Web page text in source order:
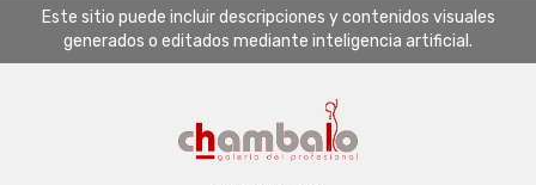
Este sitio puede incluir descripciones y contenidos visuales
generados o editados mediante inteligencia artificial.